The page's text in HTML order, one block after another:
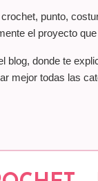
punto,
el proyecto
blog, donde te
mejor todas las